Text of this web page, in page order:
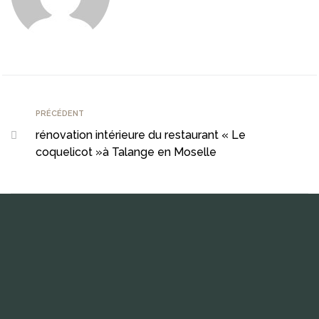
PRÉCÉDENT
rénovation intérieure du restaurant « Le
coquelicot »à Talange en Moselle